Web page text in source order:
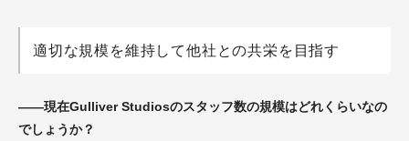
適切な規模を維持して他社との共栄を目指す
――現在Gulliver Studiosのスタッフ数の規模はどれくらいなの
でしょうか？